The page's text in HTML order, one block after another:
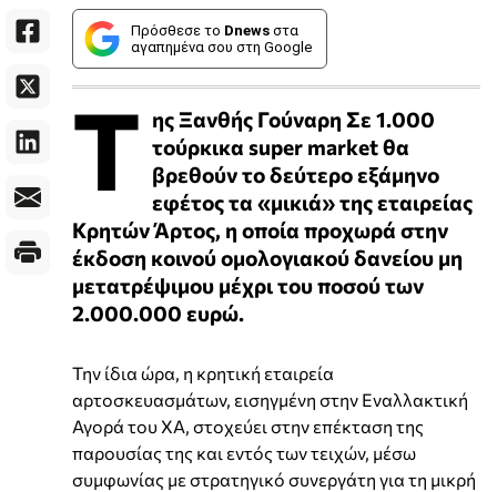
Πρόσθεσε το Dnews στα
αγαπημένα σου στη Google
Τ ης Ξανθής Γούναρη Σε 1.000
τούρκικα super market θα
βρεθούν το δεύτερο εξάμηνο
εφέτος τα «μικιά» της εταιρείας
Κρητών Άρτος, η οποία προχωρά στην
έκδοση κοινού ομολογιακού δανείου μη
μετατρέψιμου μέχρι του ποσού των
2.000.000 ευρώ.
Την ίδια ώρα, η κρητική εταιρεία
αρτοσκευασμάτων, εισηγμένη στην Εναλλακτική
Αγορά του ΧΑ, στοχεύει στην επέκταση της
παρουσίας της και εντός των τειχών, μέσω
συμφωνίας με στρατηγικό συνεργάτη για τη μικρή